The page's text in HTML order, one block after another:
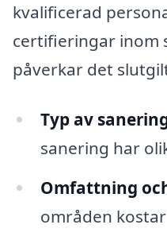
kvalificerad
certifieringar inom
påverkar det
Typ av
sanering har
Omfattning
områden